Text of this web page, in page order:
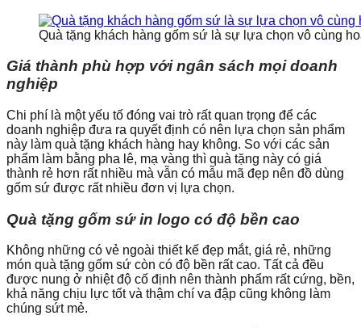
Quà tặng khách hàng gốm sứ là sự lựa chọn vô cùng
Giá thành phù hợp với ngân sách mọi doanh
nghiệp
Chi phí là một yếu tố đóng vai trò rất quan trọng để các
doanh nghiệp đưa ra quyết định có nên lựa chọn sản phẩm
này làm quà tặng khách hàng hay không. So với các sản
phẩm làm bằng pha lê, mạ vàng thì quà tặng này có giá
thành rẻ hơn rất nhiều mà vẫn có mẫu mã đẹp nên đồ dùng
gốm sứ được rất nhiều đơn vị lựa chọn.
Quà tặng gốm sứ in logo có độ bền cao
Không những có vẻ ngoài thiết kế đẹp mắt, giá rẻ, những
món quà tặng gốm sứ còn có độ bền rất cao. Tất cả đều
được nung ở nhiệt độ cố định nên thành phẩm rất cứng, bền,
khả năng chịu lực tốt và thậm chí va đập cũng không làm
chúng sứt mẻ.